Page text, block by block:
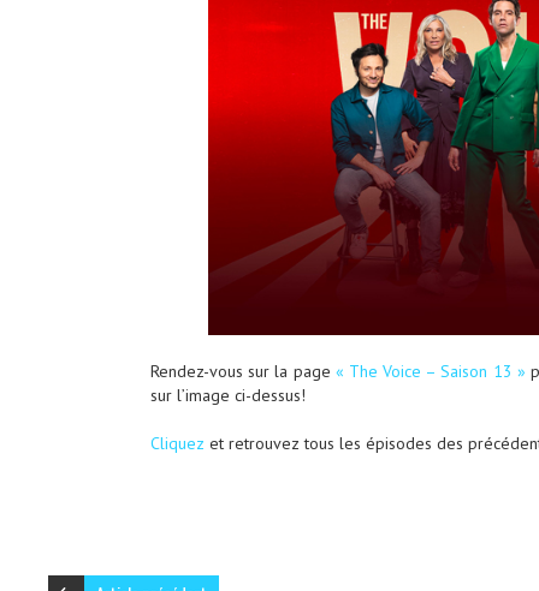
Rendez-vous sur la page « The Voice – Saison 13 »
sur l’image ci-dessus!
Cliquez et retrouvez tous les épisodes des